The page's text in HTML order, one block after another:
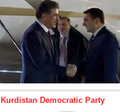
Kurdistan Democratic Party